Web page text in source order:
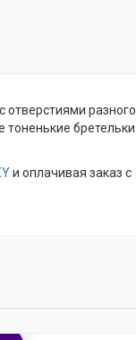
отверстиями разного
бретельки
и оплачивая заказ с